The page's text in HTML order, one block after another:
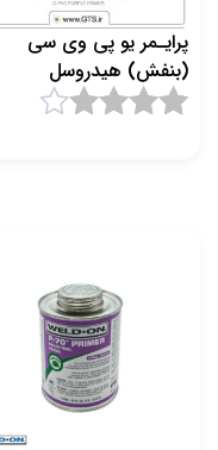
پرایـمر یو پی وی سی
(بنفش) هیدروسل